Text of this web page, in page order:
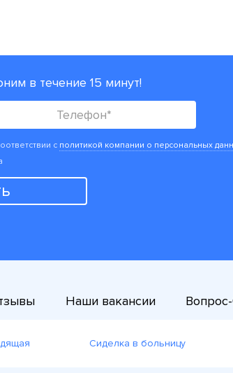
в течение 15 минут!
с политикой компании о персональных
Наши вакансии
Сиделка в больницу